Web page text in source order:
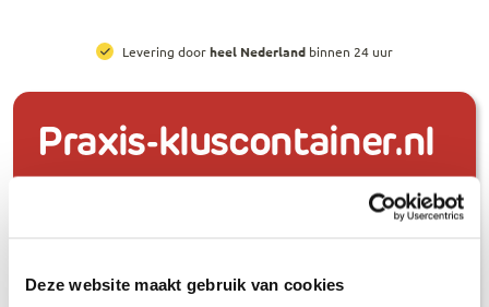
Deze website maakt gebruik van cookies
Levering doorheel Nederland binnen 24 uur
Praxis-kluscontainer.nl
Snel en eenvoudig een container huren
Afvalcontainers Klantenservice